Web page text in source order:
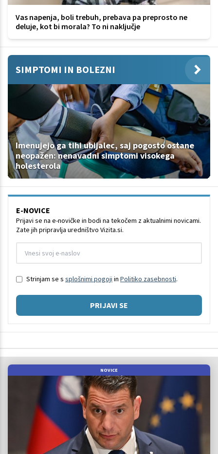
Vas napenja, boli trebuh, prebava pa preprosto ne
deluje, kot bi morala? To ni naključje
SIMPTOMI IN BOLEZNI
Imenujejo ga tihi ubijalec, saj pogosto ostane
neopažen: nenavadni simptomi visokega
holesterola
E-NOVICE
Prijavi se na e-novičke in bodi na tekočem z aktualnimi novicami.
Zate jih pripravlja uredništvo Vizita.si.
Strinjam se s splošnimi pogoji in Politiko zasebnosti.
PRIJAVI SE
NOVICE